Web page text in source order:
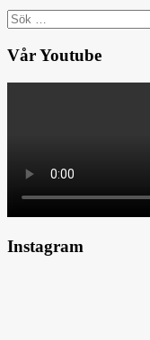
Sök
efter:
Vår Youtube
Instagram